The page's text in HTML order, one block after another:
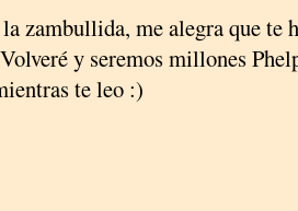
zambullida, me alegra que te
y seremos millones
te leo :)